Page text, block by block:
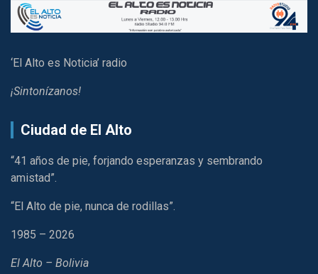
‘El Alto es Noticia’ radio
¡Sintonízanos!
Ciudad de El Alto
“41 años de pie, forjando esperanzas y sembrando
amistad”.
“El Alto de pie, nunca de rodillas”.
1985 – 2026
El Alto – Bolivia